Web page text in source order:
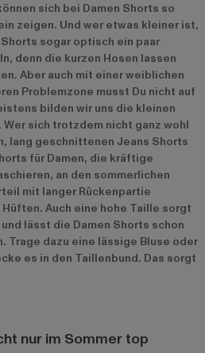
sich bei Damen Shorts so
zeigen. Und wer etwas kleiner ist,
sogar optisch ein paar
denn die kurzen Hosen lassen
Aber auch mit einer weiblichen
Problemzone musst Du nicht auf
bilden wir uns die kleinen
sich trotzdem nicht ganz wohl
lang geschnittenen Jeans Shorts
für Damen, die kräftige
an den sommerlichen
mit langer Rückenpartie
Auch eine hohe Taille sorgt
lässt die Damen Shorts schon
Trage dazu eine lässige Bluse oder
es in den Taillenbund. Das sorgt
nur im Sommer top